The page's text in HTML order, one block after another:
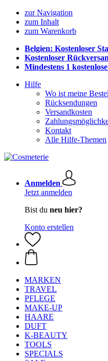
zur Navigation
zum Inhalt
zum Warenkorb
Belgien: Kostenloser
Kostenloser
Mindestens 1
Hilfe
Wo ist meine
Rücksendungen
Versandkosten
Kontakt
Alle Hilfe-Themen
Anmelden
Jetzt anmelden
Bist du neu hier?
Konto erstellen
MARKEN
TRAVEL
PFLEGE
MAKE-UP
HAARE
DUFT
K-BEAUTY
TOOLS
SPECIALS